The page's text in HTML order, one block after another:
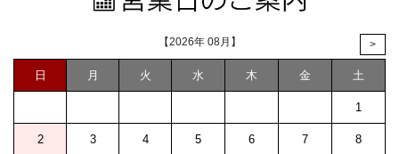
【2026年 08月】 >
日 月 火 水 木 金 土
1
2 3 4 5 6 7 8